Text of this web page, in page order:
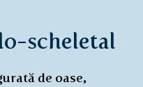
scheletal
de oase,